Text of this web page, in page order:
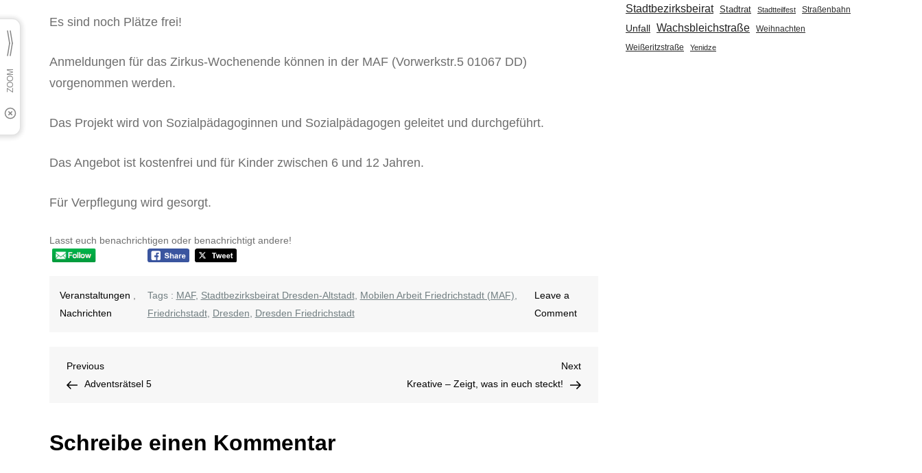
Es sind noch Plätze frei!
Anmeldungen für das Zirkus-Wochenende können in der MAF (Vorwerkstr.5 01067 DD)
vorgenommen werden.
Das Projekt wird von Sozialpädagoginnen und Sozialpädagogen geleitet und durchgeführt.
Das Angebot ist kostenfrei und für Kinder zwischen 6 und 12 Jahren.
Für Verpflegung wird gesorgt.
Lasst euch benachrichtigen oder benachrichtigt andere!
Veranstaltungen ,
Nachrichten
Tags : MAF, Stadtbezirksbeirat Dresden-Altstadt, Mobilen Arbeit Friedrichstadt (MAF),
Friedrichstadt, Dresden, Dresden Friedrichstadt
Leave a
Commenton
Beitragsnavigation
Previous
Post
Previous
Adventsrätsel 5
Next
Post
Next
Kreative – Zeigt, was in euch steckt!
Schreibe einen Kommentar
Stadtbezirksbeirat Stadtrat Stadtteilfest Straßenbahn
Unfall Wachsbleichstraße
Weihnachten
Weißeritzstraße
Yenidze